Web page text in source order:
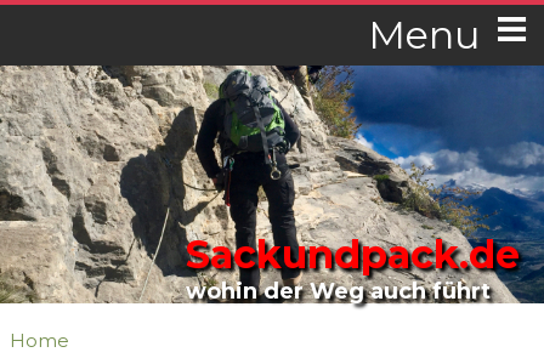
Menu
Sackundpack.de
wohin der Weg auch führt
Home